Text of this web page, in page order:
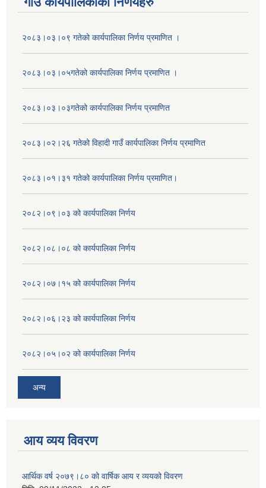
२०८३।०३।०९ गतेको कार्यपालिका निर्णय प्रमाणित ।
२०८३।०३।०५गतेको कार्यपालिका निर्णय प्रमाणित ।
२०८३।०३।०३गतेको कार्यपालिका निर्णय प्रमाणित
२०८३।०२।२६ गतेको विहादी गाउँ कार्यपालिका निर्णय प्रमाणित
२०८३।०१।३१ गतेको कार्यपालिका निर्णय प्रमाणित।
२०८२।०९।०३ को कार्यपालिका निर्णय
२०८२।०८।०८ को कार्यपालिका निर्णय
२०८२।०७।१५ को कार्यपालिका निर्णय
२०८२।०६।२३ को कार्यपालिका निर्णय
२०८२।०५।०२ को कार्यपालिका निर्णय
अन्य
आय व्यय विवरण
आर्थिक वर्ष २०७९।८० को वार्षिक आय र व्ययको विवरण